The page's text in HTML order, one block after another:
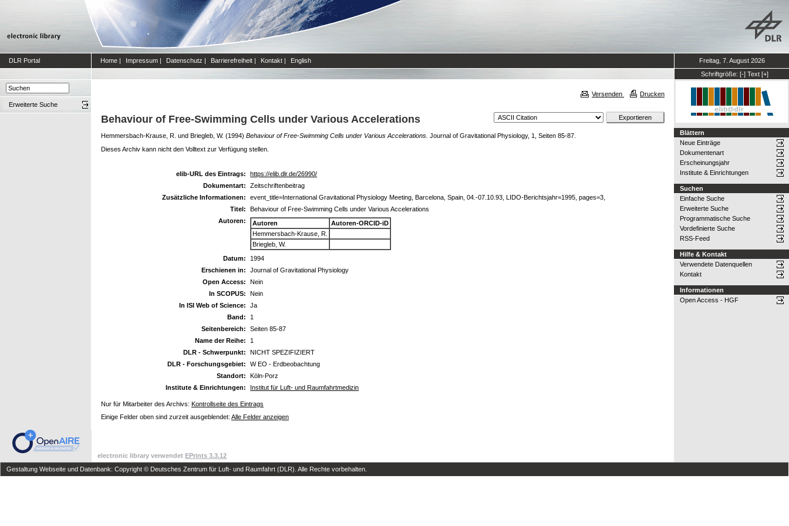
DLR Portal Home | Impressum | Datenschutz | Barrierefreiheit | Kontakt | English
Freitag, 7. August 2026
Schriftgröße: [-] Text [+]
Erweiterte Suche
Versenden Drucken
Behaviour of Free-Swimming Cells under Various Accelerations
Hemmersbach-Krause, R. und Briegleb, W. (1994) Behaviour of Free-Swimming Cells under Various Accelerations. Journal of Gravitational Physiology, 1, Seiten 85-87.
Dieses Archiv kann nicht den Volltext zur Verfügung stellen.
elib-URL des Eintrags:
https://elib.dlr.de/26990/
Dokumentart:
Zeitschriftenbeitrag
Zusätzliche Informationen:
event_title=International Gravitational Physiology Meeting, Barcelona, Spain, 04.-07.10.93, LIDO-Berichtsjahr=1995, pages=3,
Titel:
Behaviour of Free-Swimming Cells under Various Accelerations
Autoren:
Autoren
Autoren-ORCID-iD
Hemmersbach-Krause, R.
Briegleb, W.
Datum:
1994
Erschienen in:
Journal of Gravitational Physiology
Open Access:
Nein
In SCOPUS:
Nein
In ISI Web of Science:
Ja
Band:
1
Seitenbereich:
Seiten 85-87
Name der Reihe:
1
DLR - Schwerpunkt:
NICHT SPEZIFIZIERT
DLR - Forschungsgebiet:
W EO - Erdbeobachtung
Standort:
Köln-Porz
Institute & Einrichtungen:
Institut für Luft- und Raumfahrtmedizin
Nur für Mitarbeiter des Archivs: Kontrollseite des Eintrags
Einige Felder oben sind zurzeit ausgeblendet: Alle Felder anzeigen
Blättern
Neue Einträge
Dokumentenart
Erscheinungsjahr
Institute & Einrichtungen
Suchen
Einfache Suche
Erweiterte Suche
Programmatische Suche
Vordefinierte Suche
RSS-Feed
Hilfe & Kontakt
Verwendete Datenquellen
Kontakt
Informationen
Open Access - HGF
electronic library verwendet EPrints 3.3.12
Gestaltung Webseite und Datenbank: Copyright © Deutsches Zentrum für Luft- und Raumfahrt (DLR). Alle Rechte vorbehalten.